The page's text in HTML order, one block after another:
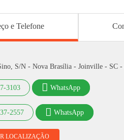
e Telefone
S/N - Nova Brasília - Joinville - SC -
3103 WhatsApp
2557 WhatsApp
LOCALIZAÇÃO